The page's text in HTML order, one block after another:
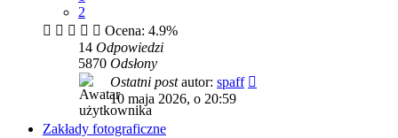
2
Ocena: 4.9%
14 Odpowiedzi
5870 Odsłony
Ostatni postautor: spaff
10 maja 2026, o 20:59
Zakłady fotograficzne